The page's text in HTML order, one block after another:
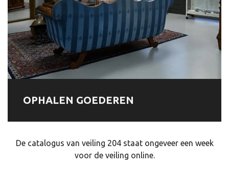
OPHALEN GOEDEREN
De catalogus van veiling 204 staat ongeveer een week
voor de veiling online.